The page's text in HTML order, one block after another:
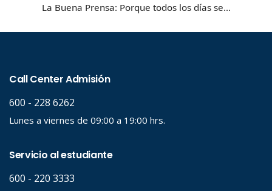
La Buena Prensa: Porque todos los días se…
Búsqueda Avanzada